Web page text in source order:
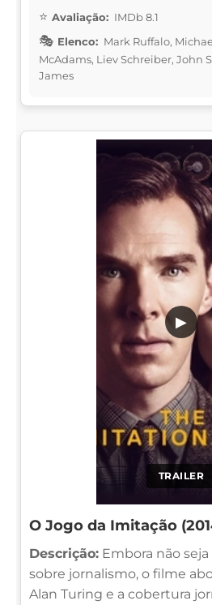
Avaliação: IMDb 8.1
Elenco: Mark Ruffalo,
McAdams, Liev Schreiber, John
James
TRAILER
▶
O Jogo da Imitação
Descrição: Embora não
sobre jornalismo, o filme
Alan Turing e a cobertura